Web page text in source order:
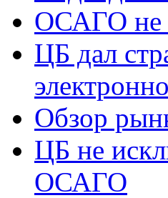
ОСАГО не
ЦБ дал
Обзор
ЦБ не
ОСАГО